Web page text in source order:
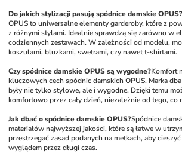
Do jakich stylizacji pasują spódnice damskie
OPUS to uniwersalne elementy garderoby, które z
z różnymi stylami. Idealnie sprawdzą się zarówno w
codziennych zestawach. W zależności od modelu,
koszulami, bluzkami, swetrami, czy nawet t-shirtami.
Czy spódnice damskie OPUS są wygodne?Komfort
kluczowych cech spódnic damskich OPUS. Marka
były nie tylko stylowe, ale i wygodne. Dzięki temu
komfortowo przez cały dzień, niezależnie od tego, co
Jak dbać o spódnice damskie OPUS?Spódnice
materiałów najwyższej jakości, które są łatwe w
przestrzegać zasad podanych na metkach, aby
wyglądem przez długi czas.